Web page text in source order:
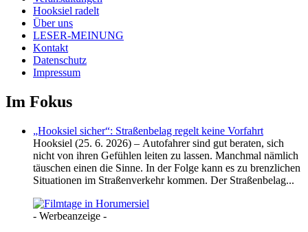
Hooksiel radelt
Über uns
LESER-MEINUNG
Kontakt
Datenschutz
Impressum
Im Fokus
„Hooksiel sicher“: Straßenbelag regelt keine Vorfahrt
Hooksiel (25. 6. 2026) – Autofahrer sind gut beraten, sich
nicht von ihren Gefühlen leiten zu lassen. Manchmal nämlich
täuschen einen die Sinne. In der Folge kann es zu brenzlichen
Situationen im Straßenverkehr kommen. Der Straßenbelag...
- Werbeanzeige -